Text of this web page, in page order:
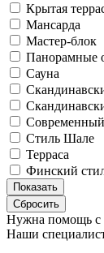
Крытая
Мансарда
Мастер-блок
Панорамные
Сауна
Современный
Стиль Шале
Терраса
Финский
Нужна помощь с
Наши